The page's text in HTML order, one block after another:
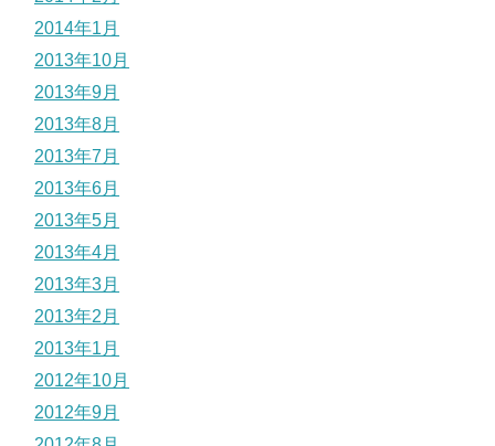
2014年1月
2013年10月
2013年9月
2013年8月
2013年7月
2013年6月
2013年5月
2013年4月
2013年3月
2013年2月
2013年1月
2012年10月
2012年9月